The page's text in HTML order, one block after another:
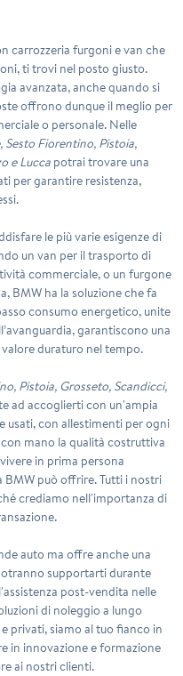
carrozzeria furgoni e van che
ti trovi nel posto giusto.
avanzata, anche quando si
offrono dunque il meglio per
o personale. Nelle
Sesto Fiorentino, Pistoia,
e Lucca potrai trovare una
per garantire resistenza,
le più varie esigenze di
un van per il trasporto di
commerciale, o un furgone
BMW ha la soluzione che fa
consumo energetico, unite
garantiscono una
duraturo nel tempo.
Pistoia, Grosseto, Scandicci,
ad accoglierti con un'ampia
usati, con allestimenti per ogni
mano la qualità costruttiva
in prima persona
BMW può offrire. Tutti i nostri
crediamo nell'importanza di
auto ma offre anche una
supportarti durante
post-vendita nelle
di noleggio a lungo
privati, siamo al tuo fianco in
in innovazione e formazione
ai nostri clienti.